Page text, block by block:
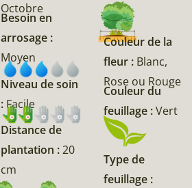
Octobre
Besoin en
arrosage :
Moyen
Niveau de soin
: Facile
Distance de
plantation :20
cm
Couleur de la
fleur : Blanc,
Rose ou Rouge
Couleur du
feuillage :Vert
Type de
feuillage :